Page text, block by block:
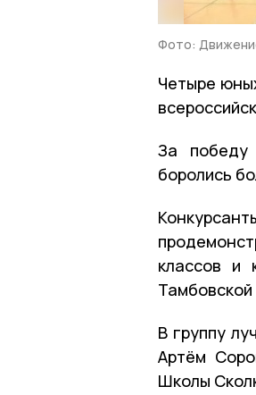
Фото:
Четыре
За победу
боролись
классов и
В группу
Артём
Школы